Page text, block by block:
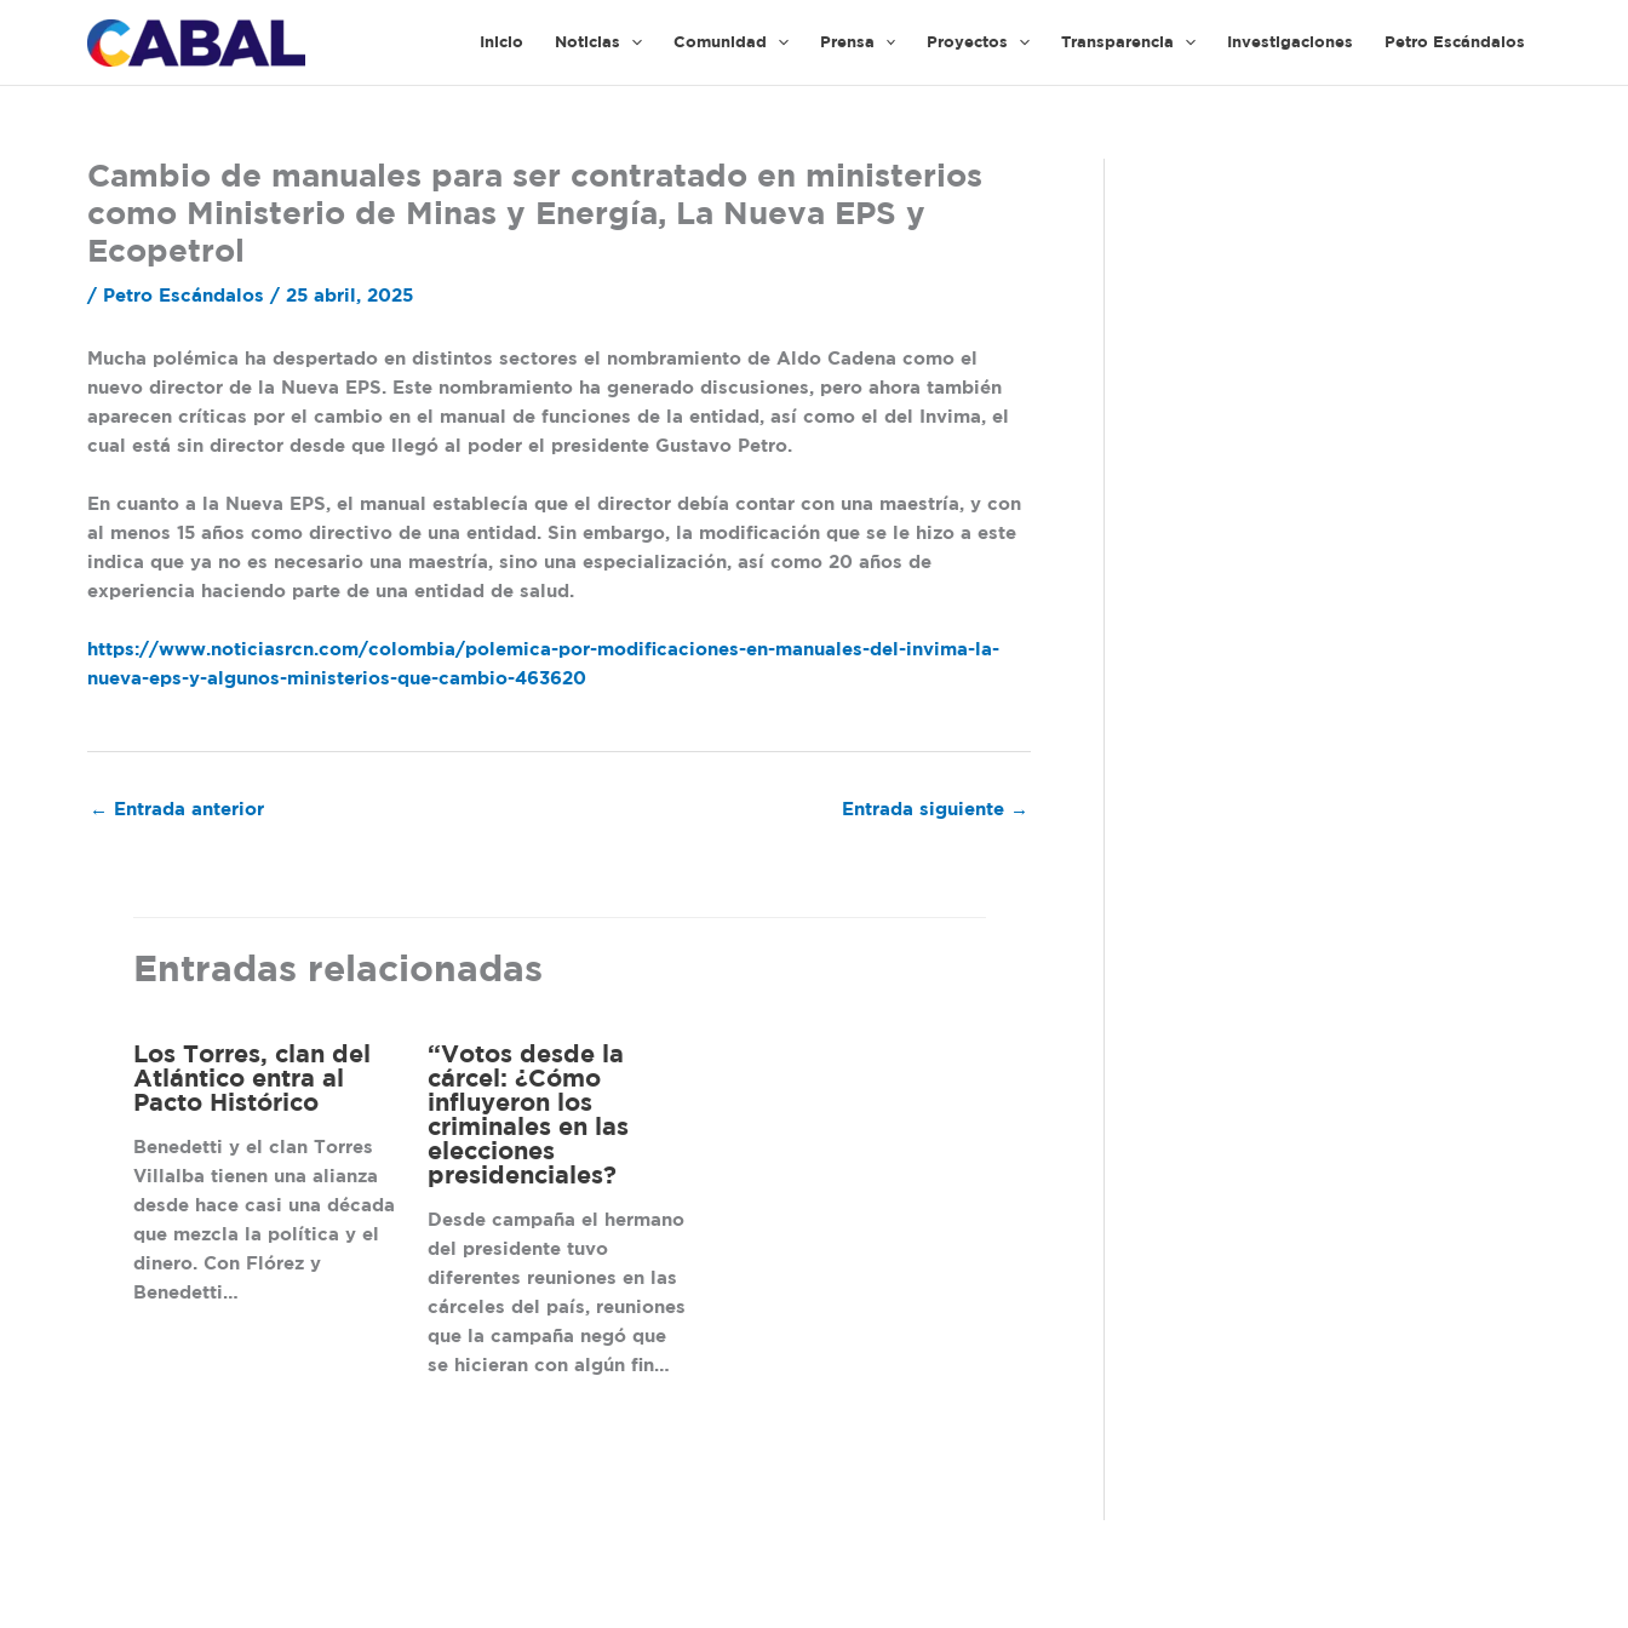
Inicio Noticias Comunidad Prensa Proyectos Transparencia Investigaciones Petro Escándalos
Cambio de manuales para ser contratado en ministerios
como Ministerio de Minas y Energía, La Nueva EPS y
Ecopetrol
/ Petro Escándalos / 25 abril, 2025
Mucha polémica ha despertado en distintos sectores el nombramiento de Aldo Cadena como el
nuevo director de la Nueva EPS. Este nombramiento ha generado discusiones, pero ahora también
aparecen críticas por el cambio en el manual de funciones de la entidad, así como el del Invima, el
cual está sin director desde que llegó al poder el presidente Gustavo Petro.
En cuanto a la Nueva EPS, el manual establecía que el director debía contar con una maestría, y con
al menos 15 años como directivo de una entidad. Sin embargo, la modificación que se le hizo a este
indica que ya no es necesario una maestría, sino una especialización, así como 20 años de
experiencia haciendo parte de una entidad de salud.
https://www.noticiasrcn.com/colombia/polemica-por-modificaciones-en-manuales-del-invima-la-
nueva-eps-y-algunos-ministerios-que-cambio-463620
← Entrada anterior Entrada siguiente →
Entradas relacionadas
Los Torres, clan del
Atlántico entra al
Pacto Histórico
Benedetti y el clan Torres
Villalba tienen una alianza
desde hace casi una década
que mezcla la política y el
dinero. Con Flórez y
Benedetti…
“Votos desde la
cárcel: ¿Cómo
influyeron los
criminales en las
elecciones
presidenciales?
Desde campaña el hermano
del presidente tuvo
diferentes reuniones en las
cárceles del país, reuniones
que la campaña negó que
se hicieran con algún fin…